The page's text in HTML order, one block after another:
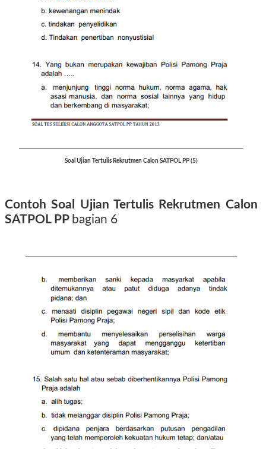
Soal Ujian Tertulis Rekrutmen Calon SATPOL PP (5)
Contoh Soal Ujian Tertulis Rekrutmen Calon
SATPOL PP bagian 6